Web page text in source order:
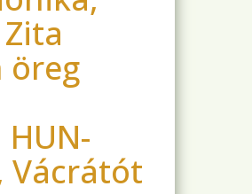
öreg
Vácrátót